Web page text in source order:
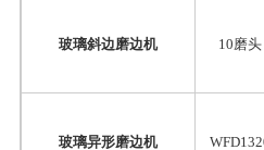
玻璃斜边磨边机 10磨头
玻璃异形磨边机